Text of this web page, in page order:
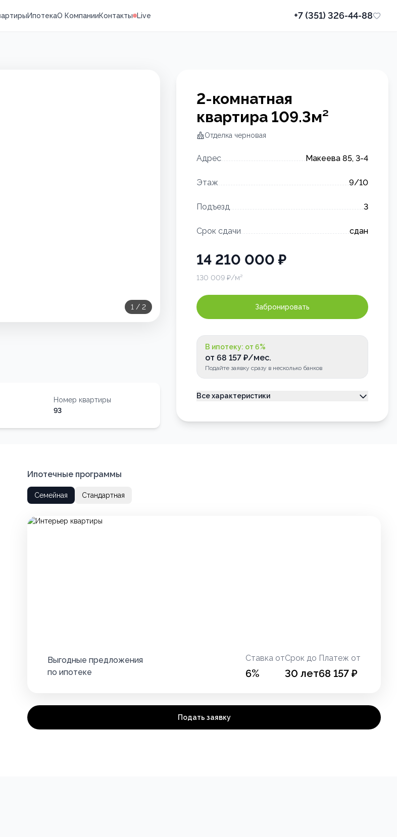
ИпотекаО КомпанииКонтакты Live +7 (351) 326-44-88
1 / 2
Номер квартиры
93
2-комнатная
квартира 109.3м²
Отделка черновая
Адрес Макеева 85, 3-4
Этаж 9/10
Подъезд 3
Срок сдачи сдан
14 210 000 ₽
130 009₽/м²
Забронировать
В ипотеку: от 6%
от 68 157₽/мес.
Подайте заявку сразу в несколько банков
Все характеристики
Номер квартиры
93
Ипотечные программы
Семейная Стандартная
Выгодные предложения
по ипотеке
Ставка от
6%
Срок до
30 лет
Платеж от
68 157 ₽
Подать заявку